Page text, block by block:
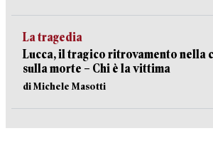
La tragedia
Lucca, il tragico ritrovamento nella
sulla morte – Chi è la vittima
di Michele Masotti